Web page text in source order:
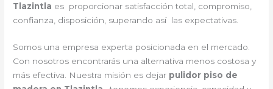
Tlazintla es proporcionar satisfacción total, compromiso,
confianza, disposición, superando así las expectativas.
Somos una empresa experta posicionada en el mercado.
Con nosotros encontrarás una alternativa menos costosa y
más efectiva. Nuestra misión es dejar pulidor piso de